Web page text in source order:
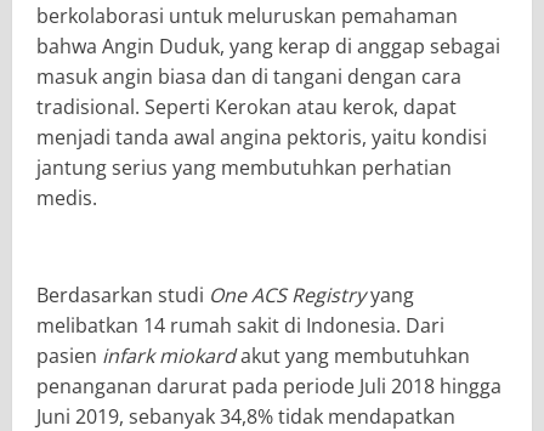
berkolaborasi untuk meluruskan pemahaman
bahwa Angin Duduk, yang kerap di anggap sebagai
masuk angin biasa dan di tangani dengan cara
tradisional. Seperti Kerokan atau kerok, dapat
menjadi tanda awal angina pektoris, yaitu kondisi
jantung serius yang membutuhkan perhatian
medis.
Berdasarkan studi One ACS Registryyang
melibatkan 14 rumah sakit di Indonesia. Dari
pasien infark miokardakut yang membutuhkan
penanganan darurat pada periode Juli 2018 hingga
Juni 2019, sebanyak 34,8% tidak mendapatkan